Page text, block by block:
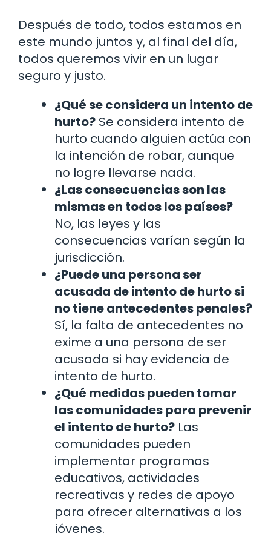
Después de todo, todos estamos en
este mundo juntos y, al final del día,
todos queremos vivir en un lugar
seguro y justo.
¿Qué se considera un intento de
hurto? Se considera intento de
hurto cuando alguien actúa con
la intención de robar, aunque
no logre llevarse nada.
¿Las consecuencias son las
mismas en todos los países?
No, las leyes y las
consecuencias varían según la
jurisdicción.
¿Puede una persona ser
acusada de intento de hurto si
no tiene antecedentes penales?
Sí, la falta de antecedentes no
exime a una persona de ser
acusada si hay evidencia de
intento de hurto.
¿Qué medidas pueden tomar
las comunidades para prevenir
el intento de hurto? Las
comunidades pueden
implementar programas
educativos, actividades
recreativas y redes de apoyo
para ofrecer alternativas a los
jóvenes.